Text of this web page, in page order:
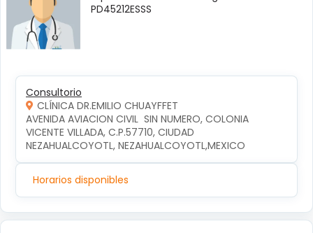
PD45212ESSS
Consultorio
CLÍNICA DR.EMILIO CHUAYFFET
AVENIDA AVIACION CIVIL  SIN NUMERO, COLONIA
VICENTE VILLADA, C.P.57710, CIUDAD
NEZAHUALCOYOTL, NEZAHUALCOYOTL,MEXICO
Horarios disponibles